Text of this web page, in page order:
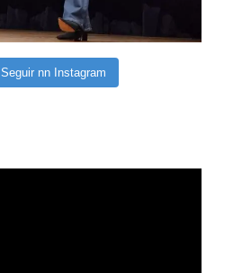
Seguir nn Instagram